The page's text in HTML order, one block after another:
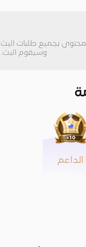
بجميع طلبات البث
وسيقوم البث.
الداعم